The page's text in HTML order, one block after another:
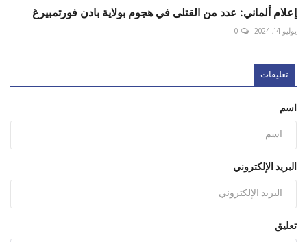
إعلام ألماني: عدد من القتلى في هجوم بولاية بادن فورتمبيرغ
يوليو 14, 2024 0
تعليقات
اسم
البريد الإلكتروني
تعليق